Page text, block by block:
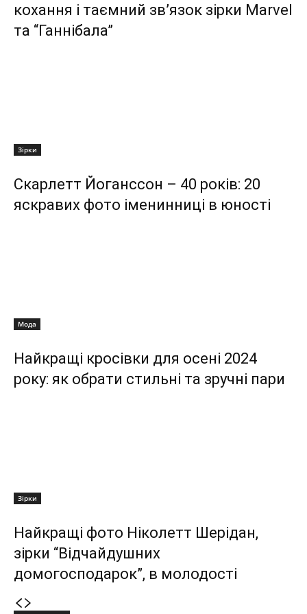
кохання і таємний зв’язок зірки Marvel
та “Ганнібала”
Зірки
Скарлетт Йоганссон – 40 років: 20
яскравих фото іменинниці в юності
Мода
Найкращі кросівки для осені 2024
року: як обрати стильні та зручні пари
Зірки
Найкращі фото Ніколетт Шерідан,
зірки “Відчайдушних
домогосподарок”, в молодості